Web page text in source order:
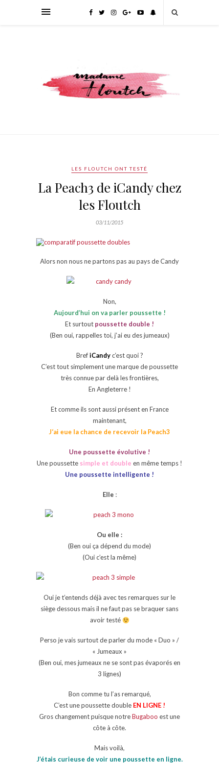
LES FLOUTCH ONT TESTÉ
La Peach3 de iCandy chez
les Floutch
03/11/2015
Alors non nous ne partons pas au pays de Candy
Non,
Aujourd’hui on va parler poussette !
Et surtout poussette double !
(Ben oui, rappelles toi, j’ai eu des jumeaux)
BrefiCandy c’est quoi ?
C’est tout simplement une marque de poussette
très connue par delà les frontières,
En Angleterre !
Et comme ils sont aussi présent en France
maintenant,
J‘ai eue la chance de recevoir la Peach3
Une poussette évolutive !
Une poussette simple et double en même temps !
Une poussette intelligente !
Elle :
Ou elle :
(Ben oui ça dépend du mode)
(Oui c’est la même)
Oui je t’entends déjà avec tes remarques sur le
siège dessous mais il ne faut pas se braquer sans
avoir testé
Perso je vais surtout de parler du mode « Duo » /
« Jumeaux »
(Ben oui, mes jumeaux ne se sont pas évaporés en
3 lignes)
Bon comme tu l’as remarqué,
C’est une poussette double EN LIGNE !
Gros changement puisque notreBugaboo est une
côte à côte.
Mais voilà,
J’étais curieuse de voir une poussette en ligne.